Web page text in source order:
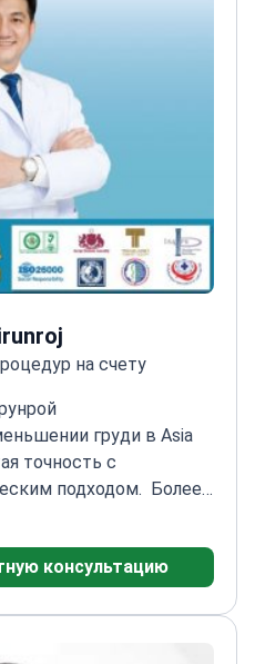
на счету
груди в Asia
точность с
подходом.
Более
в пластической и
Прошел обучение по
хирургии в
эстетическим
консультацию